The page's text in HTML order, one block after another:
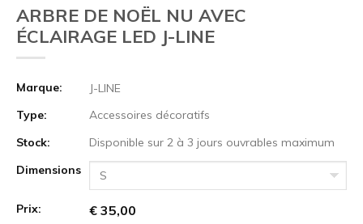
ARBRE DE NOËL NU AVEC
ÉCLAIRAGE LED J-LINE
Marque:
J-LINE
Type:
Accessoires décoratifs
Stock:
Disponible sur 2 à 3 jours ouvrables maximum
Dimensions
S
Prix: € 35,00